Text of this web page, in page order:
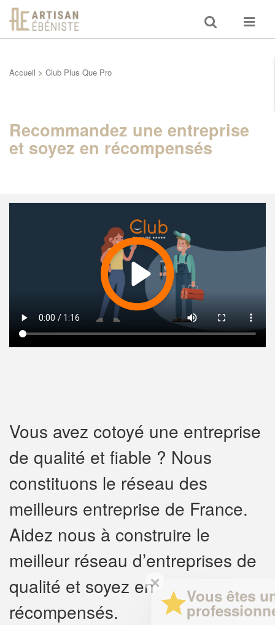
Toggle
search
Toggle
Accueil > Club Plus Que Pro
Recommandez une entreprise
et soyez en récompensés
Vous avez cotoyé une entreprise
de qualité et fiable ? Nous
constituons le réseau des
meilleurs entreprise de France.
Aidez nous à construire le
meilleur réseau d’entreprises de
qualité et soyez en
récompensés.
✕
Vous êtes un
professionnel ?